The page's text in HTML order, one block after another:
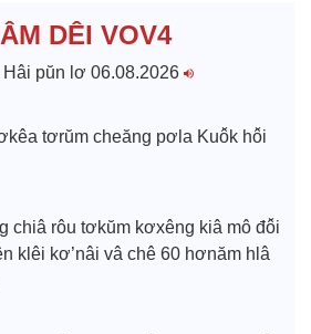
e
o
DÊI VOV4
pŭn lơ 06.08.2026
tơrŭm cheăng pơla Kuô̆k hô̆i
chiâ rôu tơkŭm kơxêng kiâ mô đô̆i
klêi kơ’nâi vâ chê 60 hơnăm hlâ